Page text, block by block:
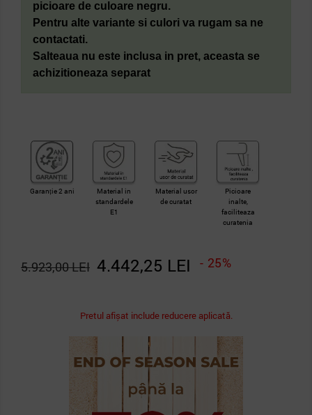
picioare de culoare negru.
Pentru alte variante si culori va rugam sa ne
contactati.
Salteaua nu este inclusa in pret, aceasta se
achizitioneaza separat
Garanție 2 ani
Material in
standardele
E1
Material usor
de curatat
Picioare
inalte,
faciliteaza
curatenia
4.442,25 LEI - 25%
5.923,00 LEI
Pretul afișat include reducere aplicată.